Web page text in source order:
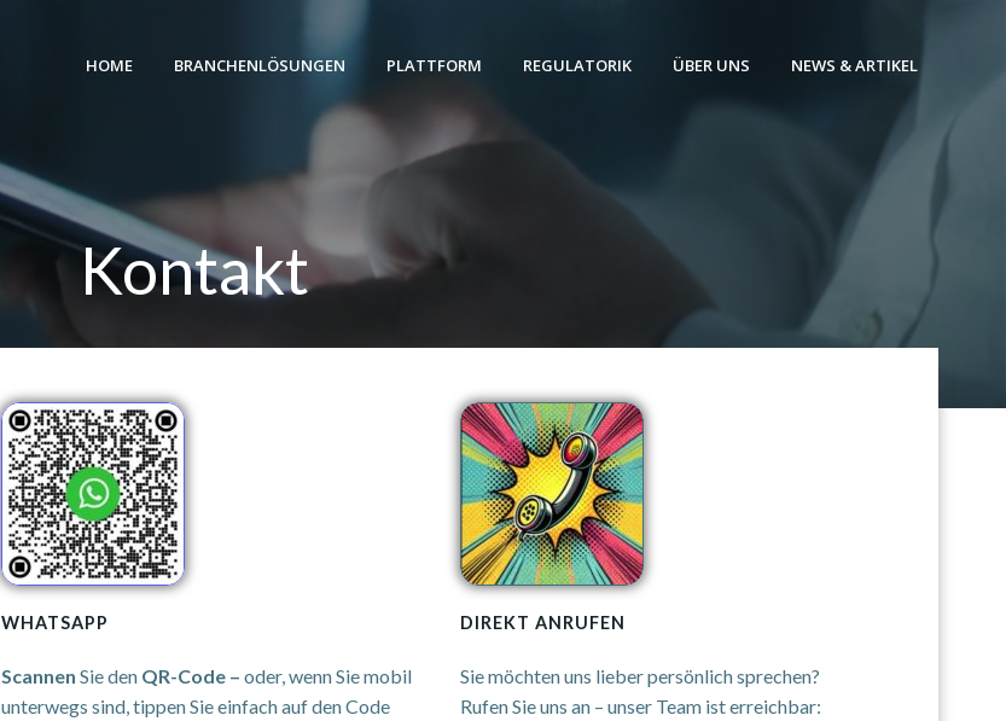
HOME BRANCHENLÖSUNGEN PLATTFORM REGULATORIK ÜBER UNS NEWS & ARTIKEL
Kontakt
WHATSAPP
Scannen Sie denQR-Code – oder, wenn Sie mobil
unterwegs sind, tippen Sie einfach auf den Code
DIREKT ANRUFEN
Sie möchten uns lieber persönlich sprechen?
Rufen Sie uns an – unser Team ist erreichbar: